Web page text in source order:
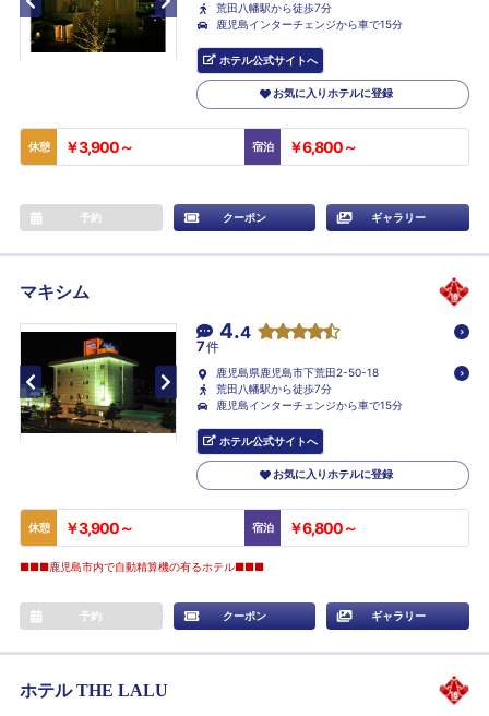
荒田八幡駅から徒歩7分
鹿児島インターチェンジから車で15分
ホテル公式サイトへ
お気に入りホテルに登録
休憩 ￥3,900～ 宿泊 ￥6,800～
予約 クーポン ギャラリー
マキシム
4.4
7件
鹿児島県鹿児島市下荒田2-50-18
荒田八幡駅から徒歩7分
鹿児島インターチェンジから車で15分
ホテル公式サイトへ
お気に入りホテルに登録
休憩 ￥3,900～ 宿泊 ￥6,800～
■■■鹿児島市内で自動精算機の有るホテル■■■
予約 クーポン ギャラリー
ホテル THE LALU